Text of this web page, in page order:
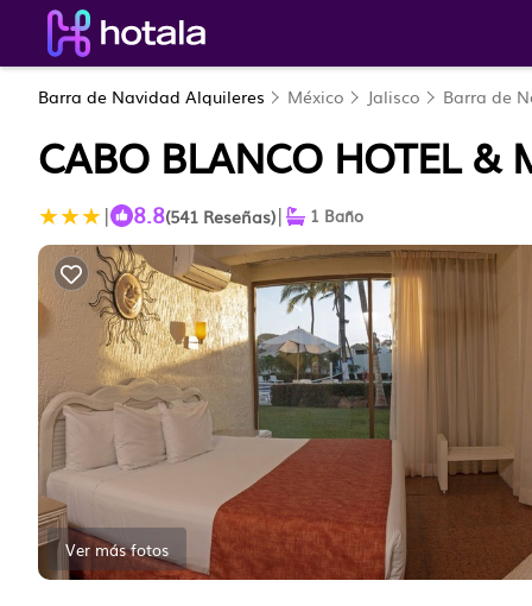
Barra de Navidad Alquileres México Jalisco Barra de
CABO BLANCO HOTEL &
| 8.8(541 Reseñas)| 1 Baño
Ver más fotos